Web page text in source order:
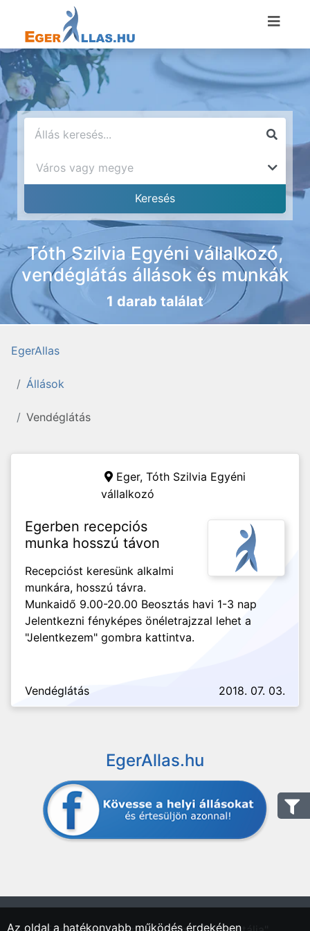
Tóth Szilvia Egyéni vállalkozó,
vendéglátás állások és munkák
1 darab találat
EgerAllas
Állások
Vendéglátás
Eger, Tóth Szilvia Egyéni
vállalkozó
Egerben recepciós
munka hosszú távon
Recepcióst keresünk alkalmi
munkára, hosszú távra.
Munkaidő 9.00-20.00 Beosztás havi 1-3 nap
Jelentkezni fényképes önéletrajzzal lehet a
"Jelentkezem" gombra kattintva.
Vendéglátás 2018. 07. 03.
EgerAllas.hu
Az oldal a hatékonyabb működés érdekében